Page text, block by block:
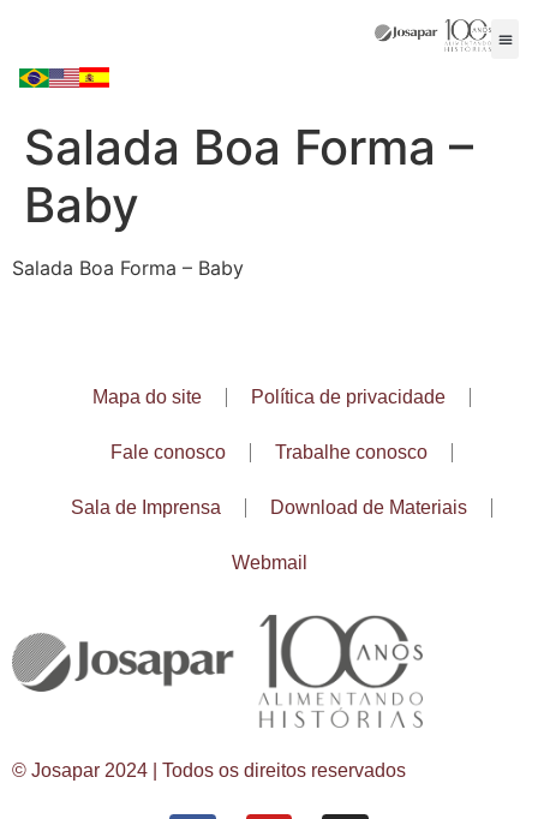
Salada Boa Forma –
Baby
Salada Boa Forma – Baby
Mapa do site Política de privacidade
Fale conosco Trabalhe conosco
Sala de Imprensa Download de Materiais
Webmail
© Josapar 2024 | Todos os direitos reservados